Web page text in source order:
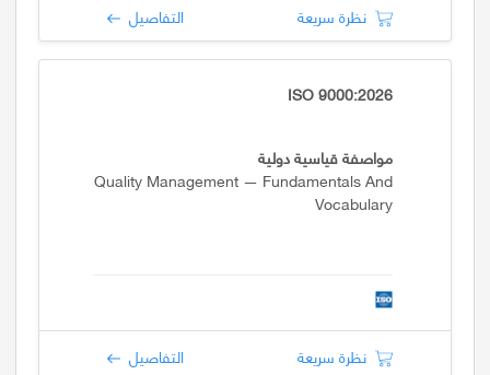
نظرة سريعة التفاصيل
ISO 9000:2026
مواصفة قياسية دولية
Quality Management — Fundamentals And
Vocabulary
نظرة سريعة التفاصيل